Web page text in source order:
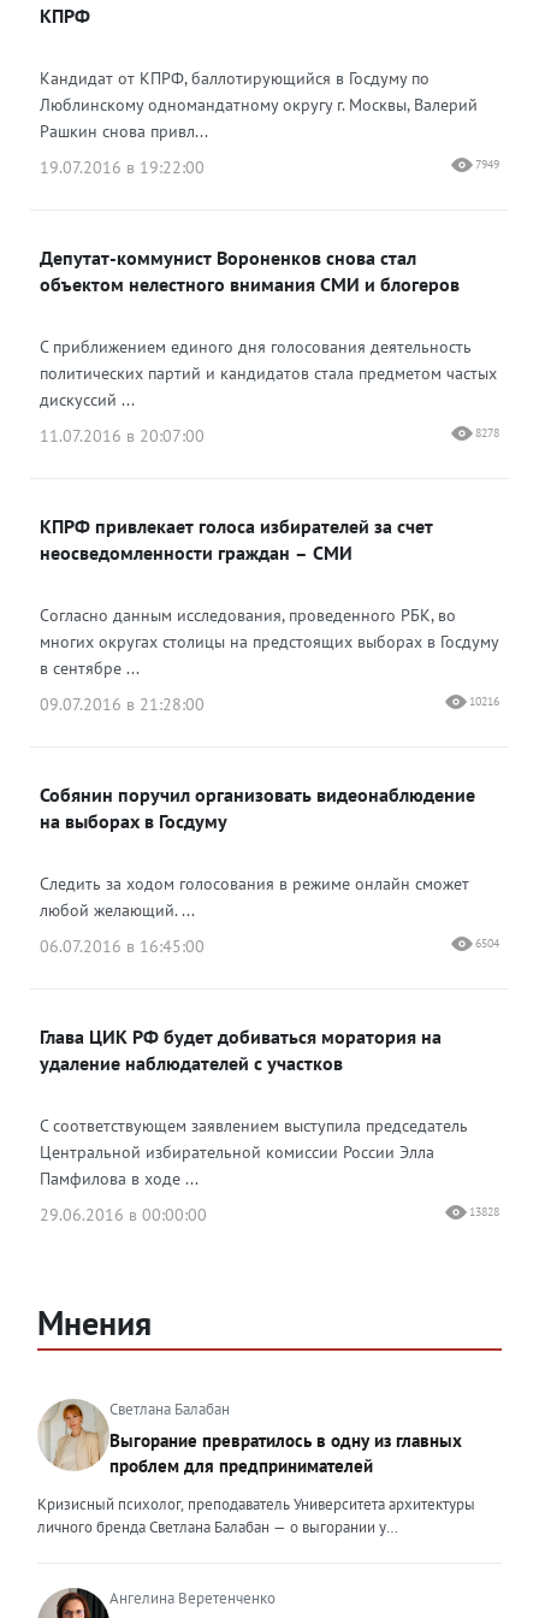
КПРФ
Кандидат от КПРФ, баллотирующийся в Госдуму по
Люблинскому одномандатному округу г. Москвы, Валерий
Рашкин снова привл...
19.07.2016 в 19:22:00
7949
Депутат-коммунист Вороненков снова стал
объектом нелестного внимания СМИ и блогеров
С приближением единого дня голосования деятельность
политических партий и кандидатов стала предметом частых
дискуссий ...
11.07.2016 в 20:07:00
8278
КПРФ привлекает голоса избирателей за счет
неосведомленности граждан – СМИ
Согласно данным исследования, проведенного РБК, во
многих округах столицы на предстоящих выборах в Госдуму
в сентябре ...
09.07.2016 в 21:28:00
10216
Собянин поручил организовать видеонаблюдение
на выборах в Госдуму
Следить за ходом голосования в режиме онлайн сможет
любой желающий. ...
06.07.2016 в 16:45:00
6504
Глава ЦИК РФ будет добиваться моратория на
удаление наблюдателей с участков
С соответствующем заявлением выступила председатель
Центральной избирательной комиссии России Элла
Памфилова в ходе ...
29.06.2016 в 00:00:00
13828
Мнения
Светлана Балабан
Выгорание превратилось в одну из главных
проблем для предпринимателей
Кризисный психолог, преподаватель Университета архитектуры
личного бренда Светлана Балабан — о выгорании у
проблемой, однако выгорание у предпринимателей заметно
Ангелина Веретенченко